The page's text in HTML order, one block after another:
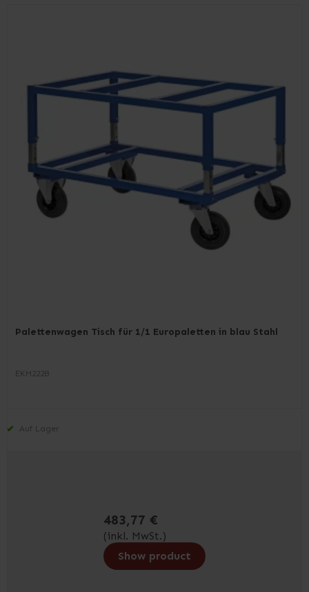
Palettenwagen Tisch für 1/1 Europaletten in blau Stahl
EKM222B
Auf Lager
483,77 €
(inkl. MwSt.)
Show product